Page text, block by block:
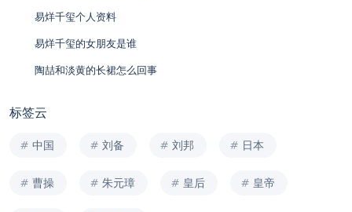
易烊千玺个人资料
易烊千玺的女朋友是谁
陶喆和淡黄的长裙怎么回事
标签云
中国 刘备 刘邦 日本
曹操 朱元璋 皇后 皇帝